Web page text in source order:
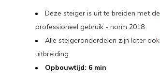
Deze steiger is uit te breiden met de
professioneel gebruik - norm 2018
Alle steigeronderdelen zijn later ook
uitbreiding.
Opbouwtijd: 6 min